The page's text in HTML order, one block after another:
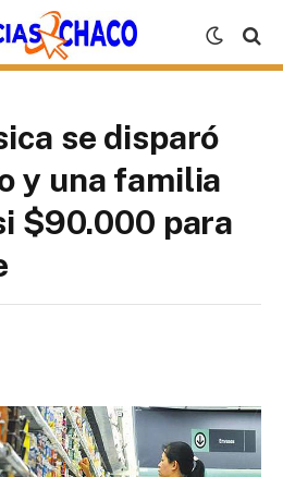
se disparó
y una familia
$90.000 para